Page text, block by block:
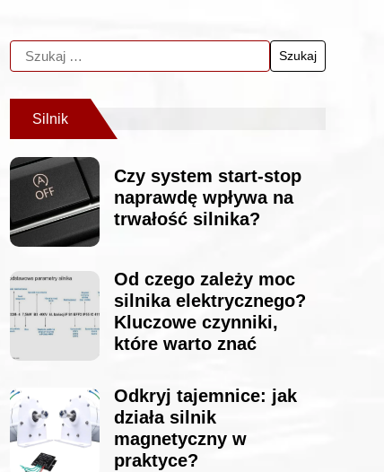
Silnik
Czy system start-stop
naprawdę wpływa na
trwałość silnika?
Od czego zależy moc
silnika elektrycznego?
Kluczowe czynniki,
które warto znać
Odkryj tajemnice: jak
działa silnik
magnetyczny w
praktyce?